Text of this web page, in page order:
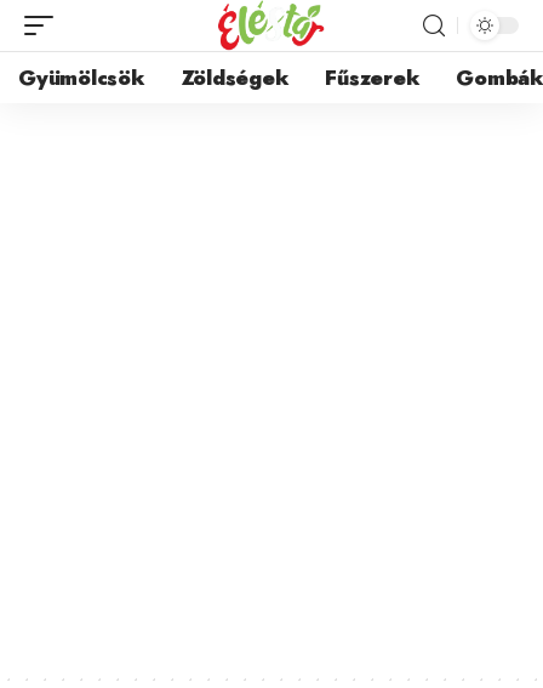
Gyümölcsök Zöldségek Fűszerek Gombák